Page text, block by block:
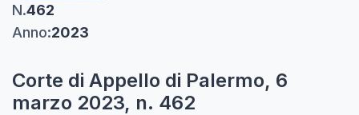
N.462
Anno:2023
Corte di Appello di Palermo, 6
marzo 2023, n. 462